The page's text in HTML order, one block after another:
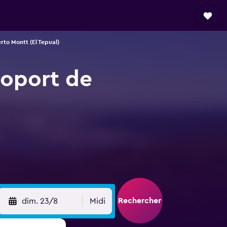
Montt (El Tepual)
de
dim. 23/8 Midi Rechercher